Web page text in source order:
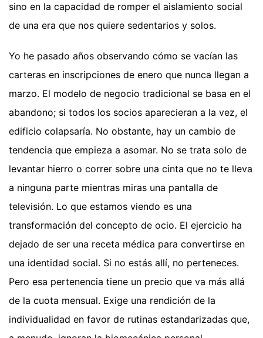
sino en la capacidad de romper el aislamiento social
de una era que nos quiere sedentarios y solos.
Yo he pasado años observando cómo se vacían las
carteras en inscripciones de enero que nunca llegan a
marzo. El modelo de negocio tradicional se basa en el
abandono; si todos los socios aparecieran a la vez, el
edificio colapsaría. No obstante, hay un cambio de
tendencia que empieza a asomar. No se trata solo de
levantar hierro o correr sobre una cinta que no te lleva
a ninguna parte mientras miras una pantalla de
televisión. Lo que estamos viendo es una
transformación del concepto de ocio. El ejercicio ha
dejado de ser una receta médica para convertirse en
una identidad social. Si no estás allí, no perteneces.
Pero esa pertenencia tiene un precio que va más allá
de la cuota mensual. Exige una rendición de la
individualidad en favor de rutinas estandarizadas que,